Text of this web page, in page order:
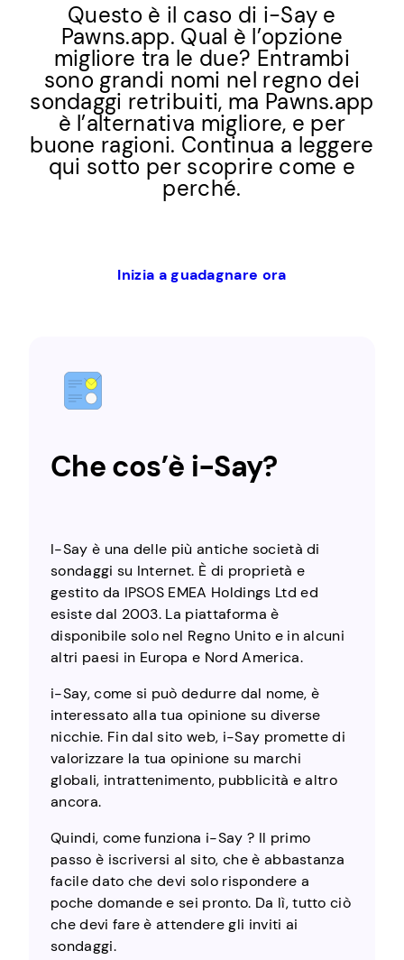
Questo è il caso di i-Say e
Pawns.app. Qual è l’opzione
migliore tra le due? Entrambi
sono grandi nomi nel regno dei
sondaggi retribuiti, ma Pawns.app
è l’alternativa migliore, e per
buone ragioni. Continua a leggere
qui sotto per scoprire come e
perché.
Inizia a guadagnare ora
Che cos’è i-Say?
I-Say è una delle più antiche società di
sondaggi su Internet. È di proprietà e
gestito da IPSOS EMEA Holdings Ltd ed
esiste dal 2003. La piattaforma è
disponibile solo nel Regno Unito e in alcuni
altri paesi in Europa e Nord America.
i-Say, come si può dedurre dal nome, è
interessato alla tua opinione su diverse
nicchie. Fin dal sito web, i-Say promette di
valorizzare la tua opinione su marchi
globali, intrattenimento, pubblicità e altro
ancora.
Quindi, come funziona i-Say ? Il primo
passo è iscriversi al sito, che è abbastanza
facile dato che devi solo rispondere a
poche domande e sei pronto. Da lì, tutto ciò
che devi fare è attendere gli inviti ai
sondaggi.